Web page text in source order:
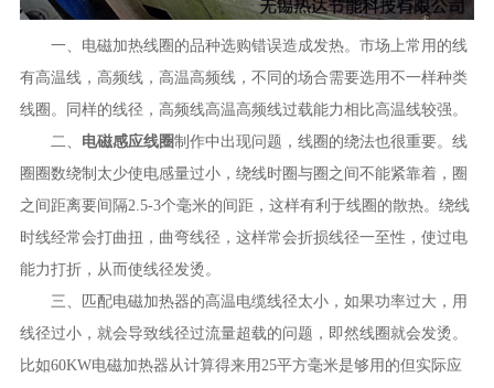
一、电磁加热线圈的品种选购错误造成发热。市场上常用的线
有高温线，高频线，高温高频线，不同的场合需要选用不一样种类
线圈。同样的线径，高频线高温高频线过载能力相比高温线较强。
二、 电磁感应线圈制作中 出现问题 ，线圈的绕法也很重要。线
圈圈数绕制太少使电感量过小，绕线时圈与圈之间不能紧靠着，圈
之间 距离要间隔2.5-3个毫米的间距，这样有利于线圈的散热。绕线
时线经常会打曲扭，曲弯线径，这样常会折损线径一至性，使过电
能力打折，从而使线径发烫。
三、匹配电磁加热器的高温电缆线径太小， 如果功率过大，用
线径过小，就会导致线径过流量超载的问题，即然线圈就会发烫。
比如60KW电磁加热器从计算得来用25平方毫米是够用的但实际应